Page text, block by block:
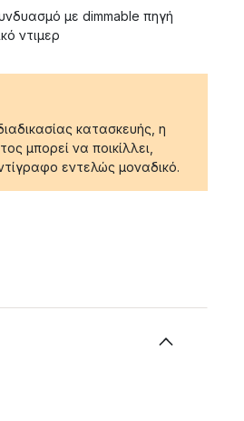
με dimmable πηγή
ντιμερ
κατασκευής, η
μπορεί να ποικίλλει,
εντελώς μοναδικό.